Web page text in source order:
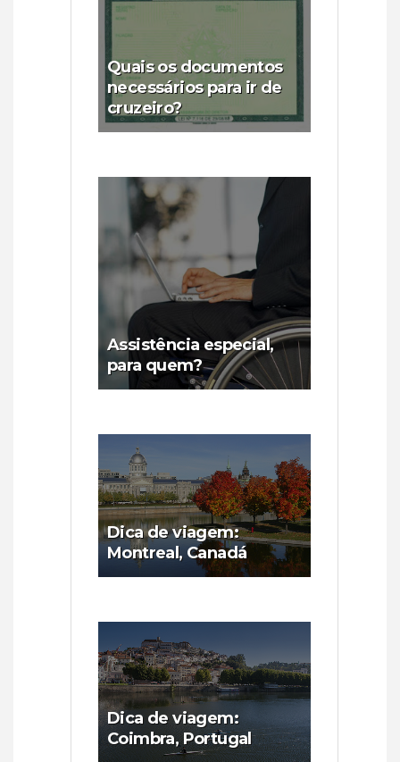
Quais os documentos
necessários para ir de
cruzeiro?
Assistência especial,
para quem?
Dica de viagem:
Montreal, Canadá
Dica de viagem:
Coimbra, Portugal